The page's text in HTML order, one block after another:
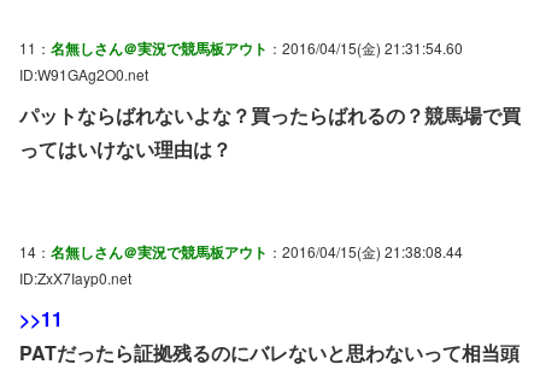
11： 名無しさん＠実況で競馬板アウト ：2016/04/15(金) 21:31:54.60
ID:W91GAg2O0.net
パットならばれないよな？買ったらばれるの？競馬場で買
ってはいけない理由は？
14： 名無しさん＠実況で競馬板アウト ：2016/04/15(金) 21:38:08.44
ID:ZxX7Iayp0.net
>>11
PATだったら証拠残るのにバレないと思わないって相当頭